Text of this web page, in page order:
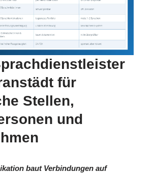
für
Stellen,
und
baut Verbindungen auf